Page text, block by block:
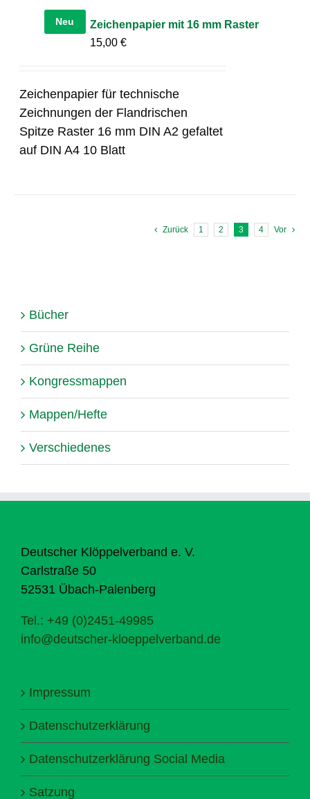
Neu
Zeichenpapier mit 16 mm Raster
15,00€
Zeichenpapier für technische
Zeichnungen der Flandrischen
Spitze Raster 16 mm DIN A2 gefaltet
auf DIN A4 10 Blatt
Zurück 1 2 3 4 Vor
Bücher
Grüne Reihe
Kongressmappen
Mappen/Hefte
Verschiedenes
Deutscher Klöppelverband e. V.
Carlstraße 50
52531 Übach-Palenberg
Tel.: +49 (0)2451-49985
info@deutscher-kloeppelverband.de
Impressum
Datenschutzerklärung
Datenschutzerklärung Social Media
Satzung